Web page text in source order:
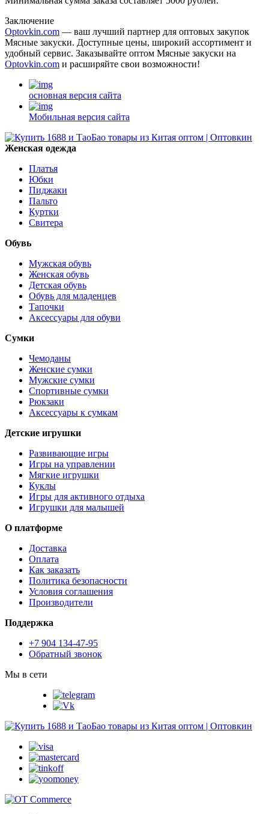
Заключение
Optovkin.com — ваш лучший партнер для оптовых закупок
Мясные закуски. Доступные цены, широкий ассортимент и
удобный сервис. Заказывайте оптом Мясные закуски на
Optovkin.com и расширяйте свои возможности!
основная версия сайта
Мобильная версия сайта
Женская одежда
Платья
Юбки
Пиджаки
Пальто
Куртки
Свитера
Обувь
Мужская обувь
Женская обувь
Детская обувь
Обувь для младенцев
Тапочки
Аксессуары для обуви
Сумки
Чемоданы
Женские сумки
Мужские сумки
Спортивные сумки
Рюкзаки
Аксессуары к сумкам
Детские игрушки
Развивающие игры
Игры на управлении
Мягкие игрушки
Куклы
Игры для активного отдыха
Игрушки для малышей
О платформе
Доставка
Оплата
Как заказать
Политика безопасности
Условия соглашения
Производители
Поддержка
+7 904 134-47-95
Обратный звонок
Мы в сети